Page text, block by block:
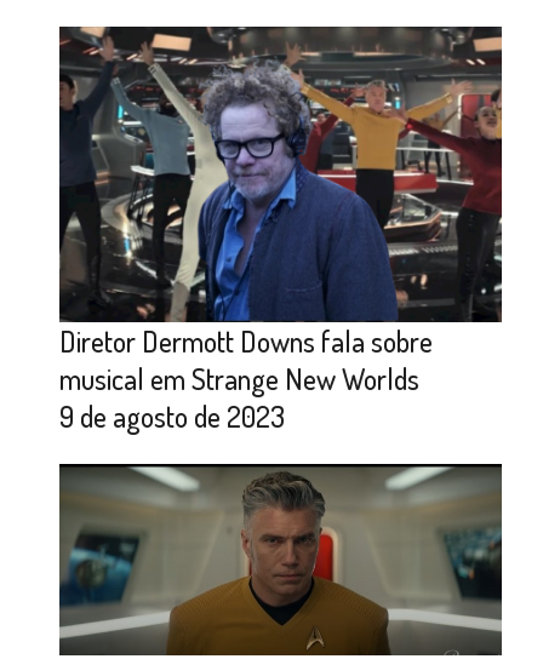
Diretor Dermott Downs fala sobre
musical em Strange New Worlds
9 de agosto de 2023